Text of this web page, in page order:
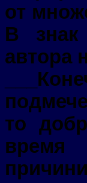
от
В знак
автора
то
время